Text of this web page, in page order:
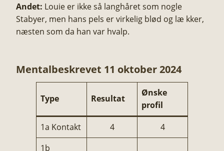
Andet: Louie er ikke så langhåret som nogle
Stabyer, men hans pels er virkelig blød og læ kker,
næsten som da han var hvalp.
Mentalbeskrevet 11 oktober 2024
Type Resultat
Ønske
profil
1a Kontakt
4
4
1b